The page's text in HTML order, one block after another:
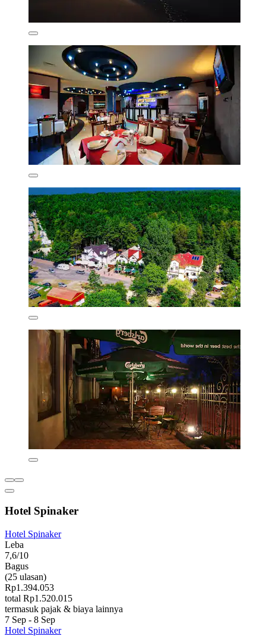
Hotel Spinaker
Hotel Spinaker
Leba
7,6/10
Bagus
(25 ulasan)
Rp1.394.053
total Rp1.520.015
termasuk pajak & biaya lainnya
7 Sep - 8 Sep
Hotel Spinaker